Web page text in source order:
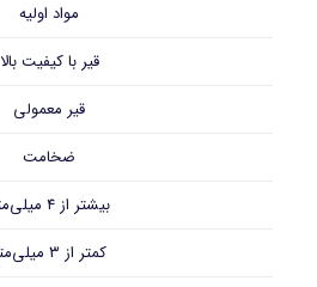
مواد اولیه
قیر با کیفیت بالا
قیر معمولی
ضخامت
بیشتر از ۴ میلی‌متر
کمتر از ۳ میلی‌متر